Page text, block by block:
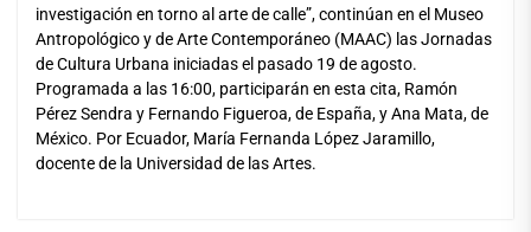
investigación en torno al arte de calle”, continúan en el Museo
Antropológico y de Arte Contemporáneo (MAAC) las Jornadas
de Cultura Urbana iniciadas el pasado 19 de agosto.
Programada a las 16:00, participarán en esta cita, Ramón
Pérez Sendra y Fernando Figueroa, de España, y Ana Mata, de
México. Por Ecuador, María Fernanda López Jaramillo,
docente de la Universidad de las Artes.